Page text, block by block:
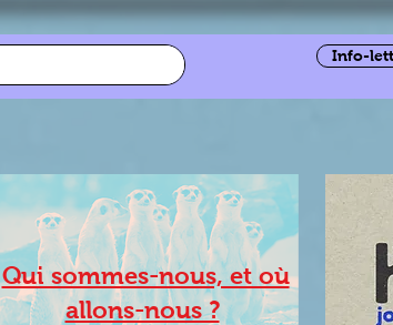
Info-
Qui sommes-nous, et où
allons-nous ?